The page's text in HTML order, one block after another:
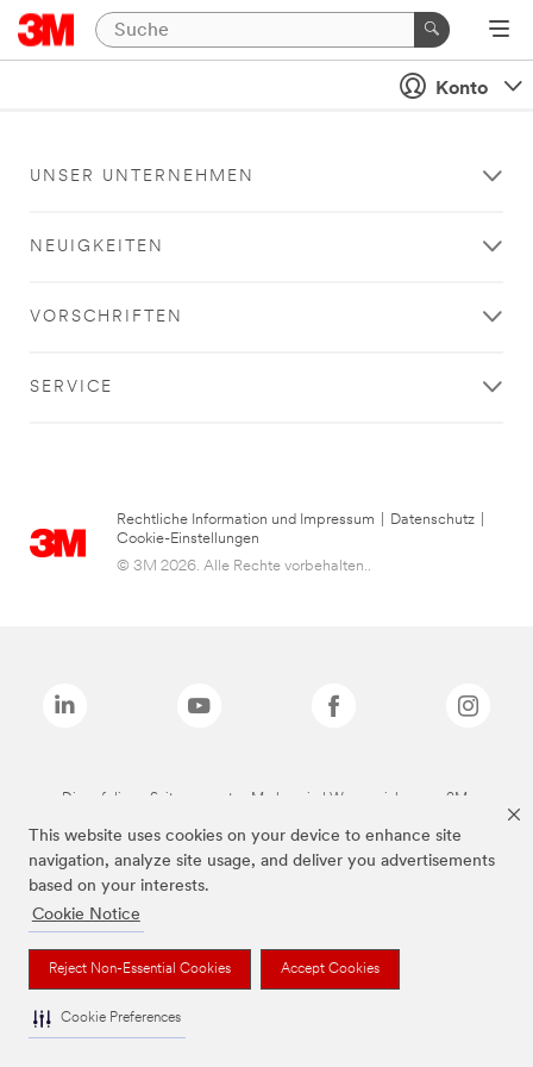
This website uses cookies on your device to enhance site
navigation, analyze site usage, and deliver you advertisements
based on your interests.
Cookie Notice
Reject Non-Essential Cookies Accept Cookies
Cookie Preferences
Konto
UNSER UNTERNEHMEN
NEUIGKEITEN
VORSCHRIFTEN
SERVICE
Rechtliche Information und Impressum Datenschutz
Cookie-Einstellungen
© 3M 2026. Alle Rechte vorbehalten..
Die auf dieser Seite genannten Marken sind Warenzeichen von 3M.